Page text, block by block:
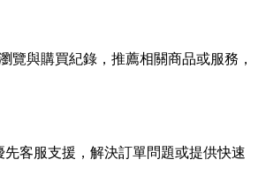
覽與購買紀錄，推薦相關商品或服務，
先客服支援，解決訂單問題或提供快速